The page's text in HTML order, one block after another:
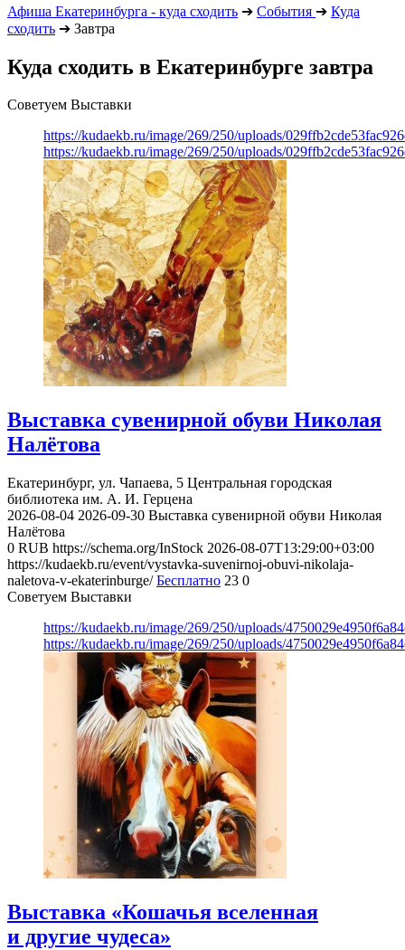
Афиша Екатеринбурга - куда сходить ➔ События ➔ Куда
сходить ➔ Завтра
Куда сходить в Екатеринбурге завтра
Советуем Выставки
https://kudaekb.ru/image/269/250/uploads/
https://kudaekb.ru/image/269/250/uploads/
Выставка сувенирной обуви Николая
Налётова
Екатеринбург, ул. Чапаева, 5 Центральная городская
библиотека им. А. И. Герцена
2026-08-04 2026-09-30 Выставка сувенирной обуви Николая
Налётова
0 RUB https://schema.org/InStock 2026-08-07T13:29:00+03:00
https://kudaekb.ru/event/vystavka-suvenirnoj-obuvi-nikolaja-
naletova-v-ekaterinburge/ Бесплатно 23 0
Советуем Выставки
https://kudaekb.ru/image/269/250/uploads/
https://kudaekb.ru/image/269/250/uploads/
Выставка «Кошачья вселенная
и другие чудеса»